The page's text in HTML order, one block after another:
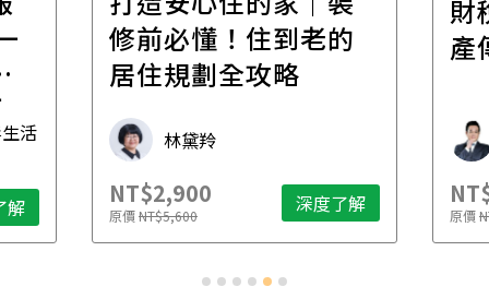
活
解
修前必懂！住到老的
居住規劃全攻略
林黛羚
NT$2,900
原價NT$5,600 深度了解
財
產
原價